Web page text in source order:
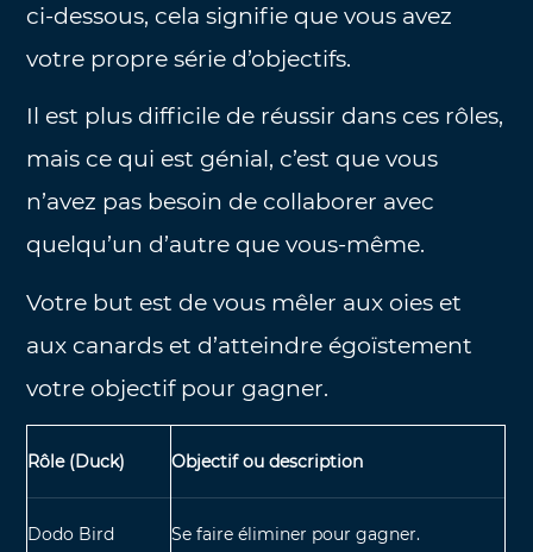
ci-dessous, cela signifie que vous avez
votre propre série d’objectifs.
Il est plus difficile de réussir dans ces rôles,
mais ce qui est génial, c’est que vous
n’avez pas besoin de collaborer avec
quelqu’un d’autre que vous-même.
Votre but est de vous mêler aux oies et
aux canards et d’atteindre égoïstement
votre objectif pour gagner.
Rôle (Duck) Objectif ou description
Dodo Bird Se faire éliminer pour gagner.